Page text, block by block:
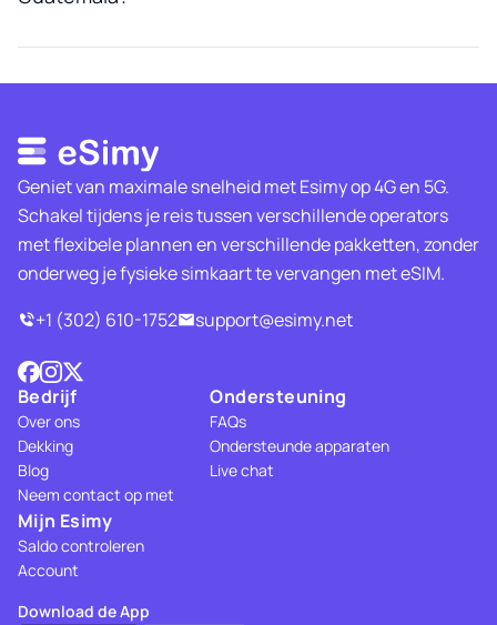
Geniet van maximale snelheid met Esimy op 4G en 5G.
Schakel tijdens je reis tussen verschillende operators
met flexibele plannen en verschillende pakketten, zonder
onderweg je fysieke simkaart te vervangen met eSIM.
+1 (302) 610-1752
support@esimy.net
Bedrijf
Over ons
Dekking
Blog
Neem contact op met
Ondersteuning
FAQs
Ondersteunde apparaten
Live chat
Mijn Esimy
Saldo controleren
Account
Download de App